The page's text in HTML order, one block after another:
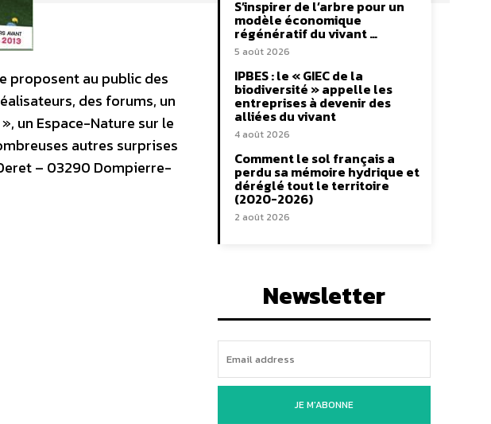
proposent au public des
des forums, un
un Espace-Nature sur le
autres surprises
– 03290 Dompierre-
S’inspirer de l’arbre pour un
modèle économique
régénératif du vivant …
5 août 2026
IPBES : le « GIEC de la
biodiversité » appelle les
entreprises à devenir des
alliées du vivant
4 août 2026
Comment le sol français a
perdu sa mémoire hydrique et
déréglé tout le territoire
(2020-2026)
2 août 2026
Newsletter
JE M'ABONNE